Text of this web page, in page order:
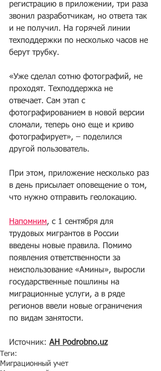
регистрацию в приложении, три раза
звонил разработчикам, но ответа так
и не получил. На горячей линии
техподдержки по несколько часов не
берут трубку.
«Уже сделал сотню фотографий, не
проходят. Техподдержка не
отвечает. Сам этап с
фотографированием в новой версии
сломали, теперь оно еще и криво
фотографирует», – поделился
другой пользователь.
При этом, приложение несколько раз
в день присылает оповещение о том,
что нужно отправить геолокацию.
Напомним, с 1 сентября для
трудовых мигрантов в России
введены новые правила. Помимо
появления ответственности за
неиспользование «Амины», выросли
государственные пошлины на
миграционные услуги, а в ряде
регионов ввели новые ограничения
по видам занятости.
Источник: АН Podrobno.uz
Теги:
Миграционный учет